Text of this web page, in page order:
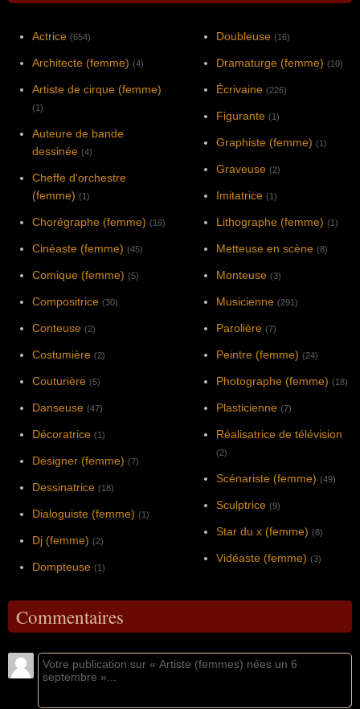
Actrice (654)
Architecte (femme) (4)
Artiste de cirque (femme)
(1)
Auteure de bande
dessinée (4)
Cheffe d'orchestre
(femme) (1)
Chorégraphe (femme) (16)
Cinéaste (femme) (45)
Comique (femme) (5)
Compositrice (30)
Conteuse (2)
Costumière (2)
Couturière (5)
Danseuse (47)
Décoratrice (1)
Designer (femme) (7)
Dessinatrice (18)
Dialoguiste (femme) (1)
Dj (femme) (2)
Dompteuse (1)
Doubleuse (16)
Dramaturge (femme) (10)
Écrivaine (226)
Figurante (1)
Graphiste (femme) (1)
Graveuse (2)
Imitatrice (1)
Lithographe (femme) (1)
Metteuse en scène (8)
Monteuse (3)
Musicienne (291)
Parolière (7)
Peintre (femme) (24)
Photographe (femme) (18)
Plasticienne (7)
Réalisatrice de télévision
(2)
Scénariste (femme) (49)
Sculptrice (9)
Star du x (femme) (8)
Vidéaste (femme) (3)
Commentaires